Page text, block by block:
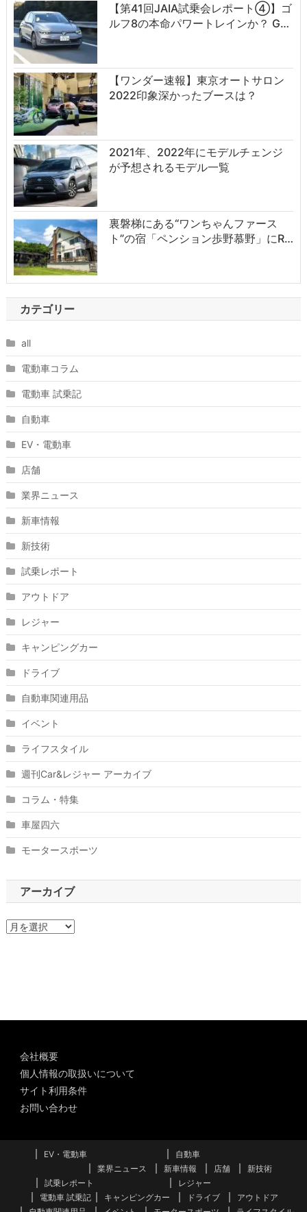
【第41回JAIA試乗会レポート④】ゴ
ルフ8の本命パワートレインか？ G…
【ワンダー速報】東京オートサロン
2022印象深かったブースは？
2021年、2022年にモデルチェンジ
が予想されるモデル一覧
裏磐梯にある“ワンちゃんファース
ト”の宿「ペンション歩野慕野」にR…
カテゴリー
all
電動車コラム
電動車 試乗記
自動車
EV・電動車
店舗
業界ニュース
新車情報
新技術
試乗レポート
アウトドア
レジャー
キャンピングカー
ドライブ
自動車関連用品
イベント
ライフスタイル
週刊Car&レジャー アーカイブ
コラム・特集
車屋四六
モータースポーツ
アーカイブ
ア
会社概要
個人情報の取扱いについて
サイト利用条件
お問い合わせ
EV・電動車
自動車
業界ニュース
新車情報 店舗
新技術
試乗レポート
電動車 試乗記
レジャー
キャンピングカー
ドライブ
アウトドア